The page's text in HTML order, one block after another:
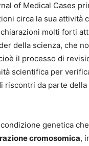
of Medical Cases
circa la sua attività
molti forti
della scienza, che
il processo di
scientifica per
riscontri da parte
genetica
cromosomica,